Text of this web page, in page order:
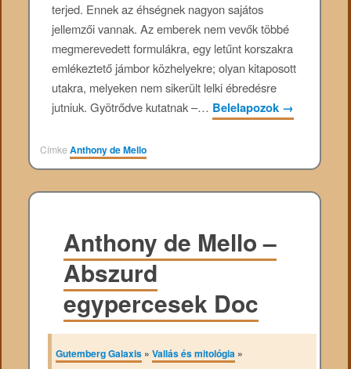
terjed. Ennek az éhségnek nagyon sajátos
jellemzői vannak. Az emberek nem vevők többé
megmerevedett formulákra, egy letűnt korszakra
emlékeztető jámbor közhelyekre; olyan kitaposott
utakra, melyeken nem sikerült lelki ébredésre
jutniuk. Gyötrődve kutatnak –… Belelapozok →
CímkeAnthony de Mello
Anthony de Mello –
Abszurd
egypercesek Doc
Gutemberg Galaxis »Vallás és mitológia »